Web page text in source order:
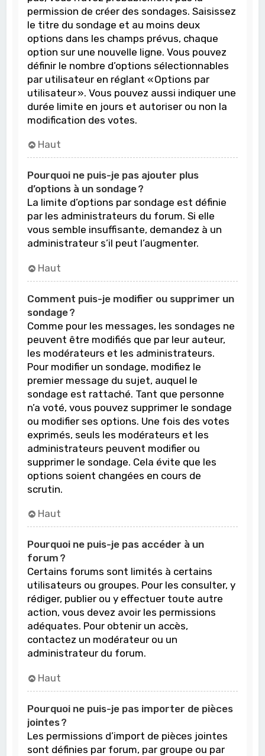
permission de créer des sondages. Saisissez
le titre du sondage et au moins deux
options dans les champs prévus, chaque
option sur une nouvelle ligne. Vous pouvez
définir le nombre d’options sélectionnables
par utilisateur en réglant « Options par
utilisateur ». Vous pouvez aussi indiquer une
durée limite en jours et autoriser ou non la
modification des votes.
Haut
Pourquoi ne puis-je pas ajouter plus
d’options à un sondage ?
La limite d’options par sondage est définie
par les administrateurs du forum. Si elle
vous semble insuffisante, demandez à un
administrateur s’il peut l’augmenter.
Haut
Comment puis-je modifier ou supprimer un
sondage ?
Comme pour les messages, les sondages ne
peuvent être modifiés que par leur auteur,
les modérateurs et les administrateurs.
Pour modifier un sondage, modifiez le
premier message du sujet, auquel le
sondage est rattaché. Tant que personne
n’a voté, vous pouvez supprimer le sondage
ou modifier ses options. Une fois des votes
exprimés, seuls les modérateurs et les
administrateurs peuvent modifier ou
supprimer le sondage. Cela évite que les
options soient changées en cours de
scrutin.
Haut
Pourquoi ne puis-je pas accéder à un
forum ?
Certains forums sont limités à certains
utilisateurs ou groupes. Pour les consulter, y
rédiger, publier ou y effectuer toute autre
action, vous devez avoir les permissions
adéquates. Pour obtenir un accès,
contactez un modérateur ou un
administrateur du forum.
Haut
Pourquoi ne puis-je pas importer de pièces
jointes ?
Les permissions d’import de pièces jointes
sont définies par forum, par groupe ou par